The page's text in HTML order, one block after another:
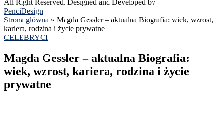
All Right Reserved. Designed and Developed by
PenciDesign
Strona główna » Magda Gessler – aktualna Biografia: wiek, wzrost,
kariera, rodzina i życie prywatne
CELEBRYCI
Magda Gessler – aktualna Biografia:
wiek, wzrost, kariera, rodzina i życie
prywatne